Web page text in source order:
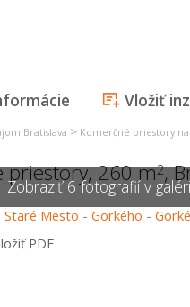
Vložiť
Bratislava > Komerčné priestory
priestory, 260 m2,
Zobraziť 6 fotografií v
PDF